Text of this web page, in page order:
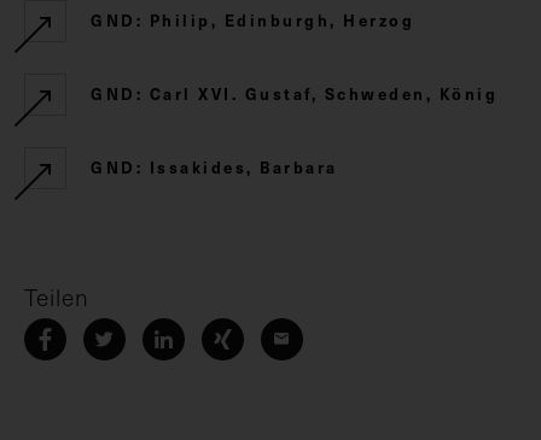
GND: Philip, Edinburgh, Herzog
GND: Carl XVI. Gustaf, Schweden, König
GND: Issakides, Barbara
Teilen